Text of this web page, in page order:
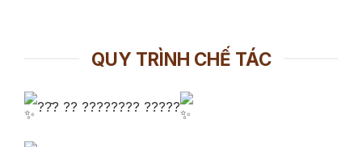
QUY TRÌNH CHẾ TÁC
??̂? ?? ???????? ?????